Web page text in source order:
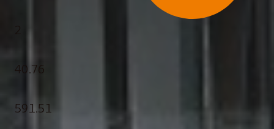
40.76
591.51